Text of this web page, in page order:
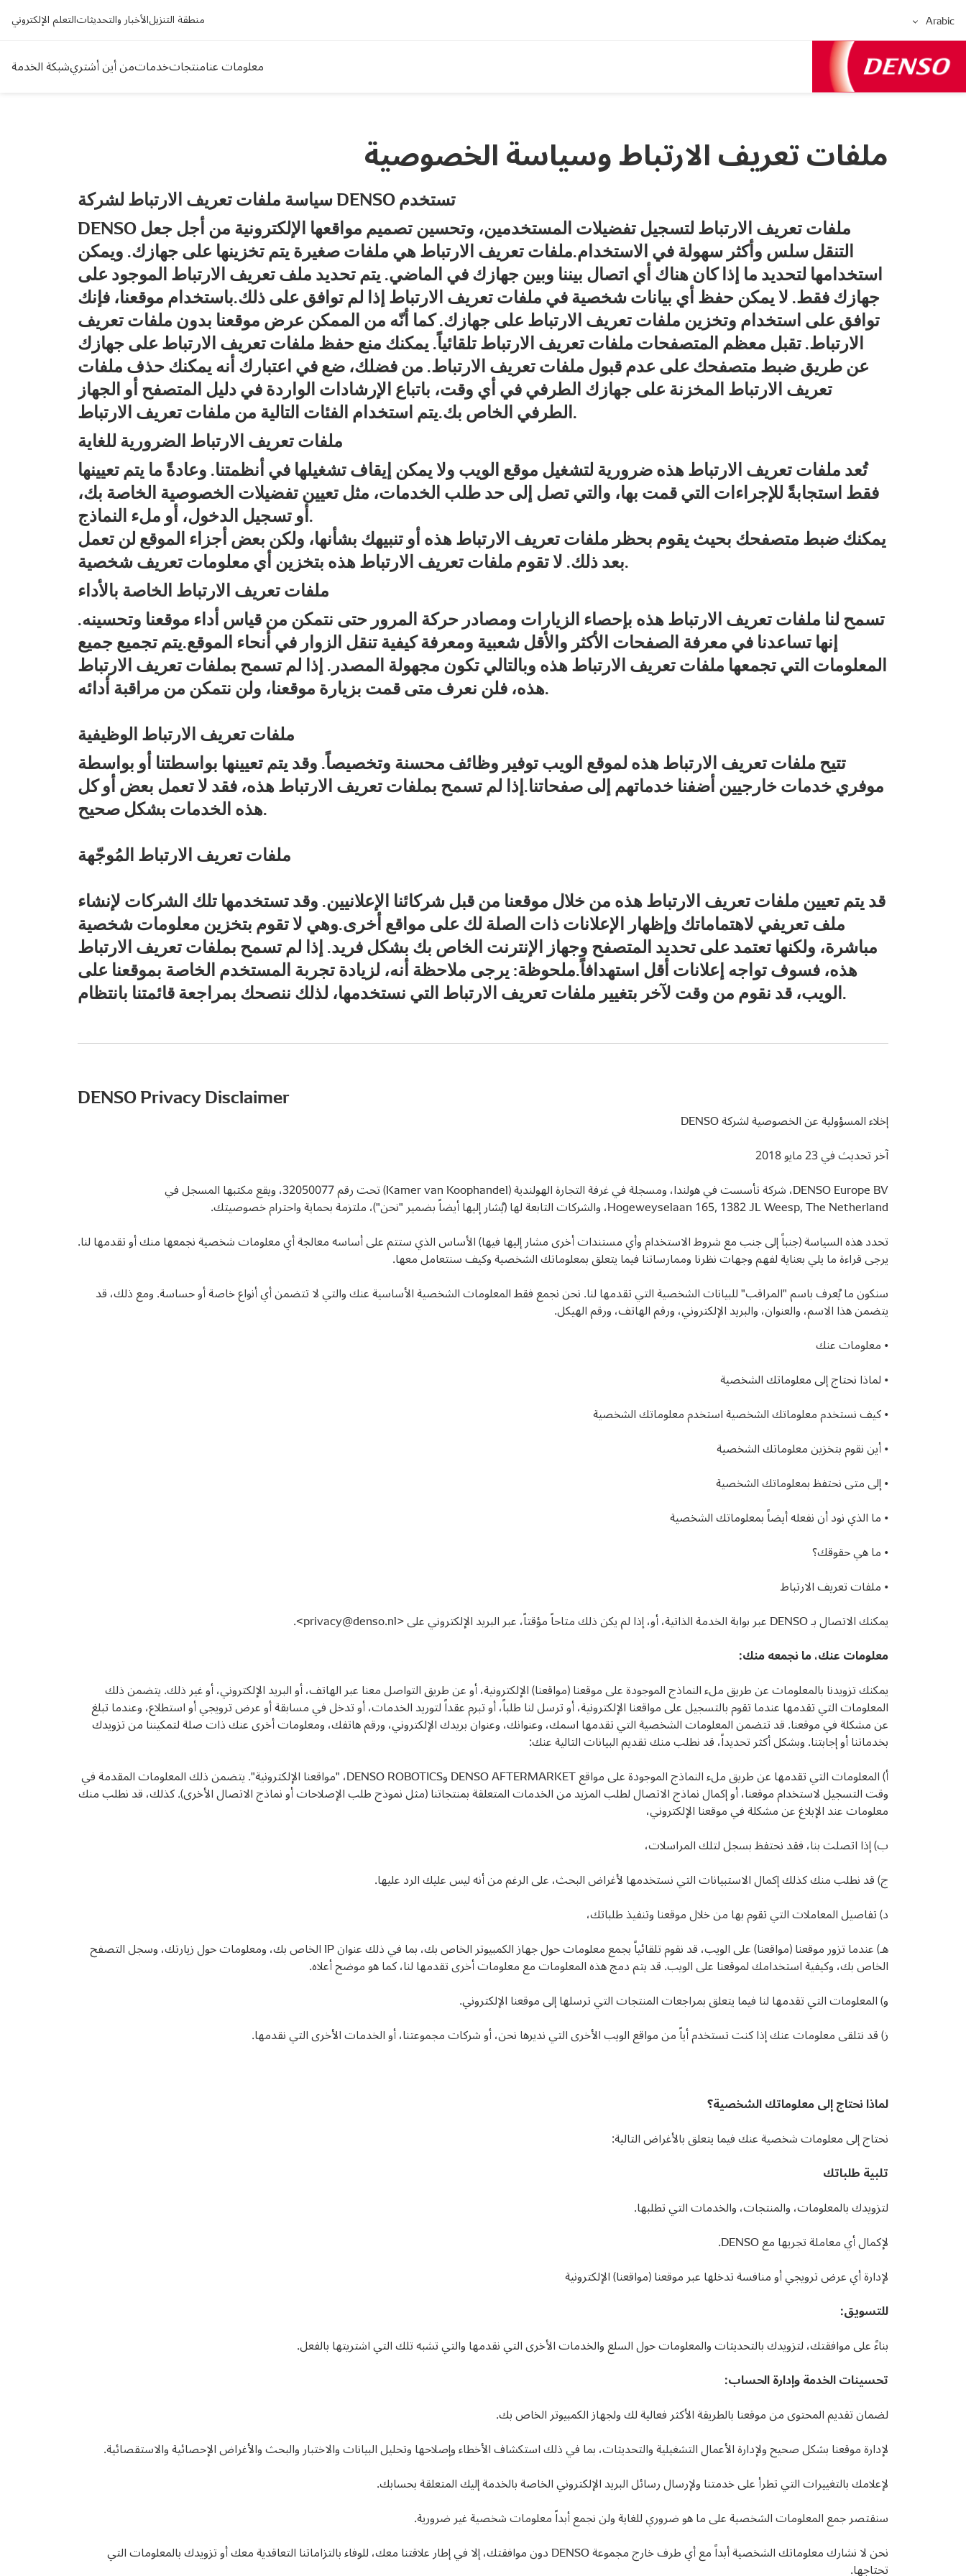
Arabic منطقة التنزيلالأخبار والتحديثاتالتعلم الإلكتروني
معلومات عنامنتجاتخدماتمن أين أشتريشبكة الخدمة
ملفات تعريف الارتباط وسياسة الخصوصية
سياسة ملفات تعريف الارتباط لشركة DENSO تستخدم
DENSO ملفات تعريف الارتباط لتسجيل تفضيلات المستخدمين، وتحسين تصميم مواقعها الإلكترونية من أجل جعل
التنقل سلس وأكثر سهولة في الاستخدام.ملفات تعريف الارتباط هي ملفات صغيرة يتم تخزينها على جهازك. ويمكن
استخدامها لتحديد ما إذا كان هناك أي اتصال بيننا وبين جهازك في الماضي. يتم تحديد ملف تعريف الارتباط الموجود على
جهازك فقط. لا يمكن حفظ أي بيانات شخصية في ملفات تعريف الارتباط إذا لم توافق على ذلك.باستخدام موقعنا، فإنك
توافق على استخدام وتخزين ملفات تعريف الارتباط على جهازك. كما أنّه من الممكن عرض موقعنا بدون ملفات تعريف
الارتباط. تقبل معظم المتصفحات ملفات تعريف الارتباط تلقائياً. يمكنك منع حفظ ملفات تعريف الارتباط على جهازك
عن طريق ضبط متصفحك على عدم قبول ملفات تعريف الارتباط. من فضلك، ضع في اعتبارك أنه يمكنك حذف ملفات
تعريف الارتباط المخزنة على جهازك الطرفي في أي وقت، باتباع الإرشادات الواردة في دليل المتصفح أو الجهاز
الطرفي الخاص بك.يتم استخدام الفئات التالية من ملفات تعريف الارتباط.
ملفات تعريف الارتباط الضرورية للغاية
تُعد ملفات تعريف الارتباط هذه ضرورية لتشغيل موقع الويب ولا يمكن إيقاف تشغيلها في أنظمتنا. وعادةً ما يتم تعيينها
فقط استجابةً للإجراءات التي قمت بها، والتي تصل إلى حد طلب الخدمات، مثل تعيين تفضيلات الخصوصية الخاصة بك،
أو تسجيل الدخول، أو ملء النماذج.
يمكنك ضبط متصفحك بحيث يقوم بحظر ملفات تعريف الارتباط هذه أو تنبيهك بشأنها، ولكن بعض أجزاء الموقع لن تعمل
بعد ذلك. لا تقوم ملفات تعريف الارتباط هذه بتخزين أي معلومات تعريف شخصية.
ملفات تعريف الارتباط الخاصة بالأداء
تسمح لنا ملفات تعريف الارتباط هذه بإحصاء الزيارات ومصادر حركة المرور حتى نتمكن من قياس أداء موقعنا وتحسينه.
إنها تساعدنا في معرفة الصفحات الأكثر والأقل شعبية ومعرفة كيفية تنقل الزوار في أنحاء الموقع.يتم تجميع جميع
المعلومات التي تجمعها ملفات تعريف الارتباط هذه وبالتالي تكون مجهولة المصدر. إذا لم تسمح بملفات تعريف الارتباط
هذه، فلن نعرف متى قمت بزيارة موقعنا، ولن نتمكن من مراقبة أدائه.
ملفات تعريف الارتباط الوظيفية
تتيح ملفات تعريف الارتباط هذه لموقع الويب توفير وظائف محسنة وتخصيصاً. وقد يتم تعيينها بواسطتنا أو بواسطة
موفري خدمات خارجيين أضفنا خدماتهم إلى صفحاتنا.إذا لم تسمح بملفات تعريف الارتباط هذه، فقد لا تعمل بعض أو كل
هذه الخدمات بشكل صحيح.
ملفات تعريف الارتباط المُوجّهة
قد يتم تعيين ملفات تعريف الارتباط هذه من خلال موقعنا من قبل شركائنا الإعلانيين. وقد تستخدمها تلك الشركات لإنشاء
ملف تعريفي لاهتماماتك وإظهار الإعلانات ذات الصلة لك على مواقع أخرى.وهي لا تقوم بتخزين معلومات شخصية
مباشرة، ولكنها تعتمد على تحديد المتصفح وجهاز الإنترنت الخاص بك بشكل فريد. إذا لم تسمح بملفات تعريف الارتباط
هذه، فسوف تواجه إعلانات أقل استهدافاً.ملحوظة: يرجى ملاحظة أنه، لزيادة تجربة المستخدم الخاصة بموقعنا على
الويب، قد نقوم من وقت لآخر بتغيير ملفات تعريف الارتباط التي نستخدمها، لذلك ننصحك بمراجعة قائمتنا بانتظام.
DENSO Privacy Disclaimer
إخلاء المسؤولية عن الخصوصية لشركة DENSO
آخر تحديث في 23 مايو 2018
DENSO Europe BV، شركة تأسست في هولندا، ومسجلة في غرفة التجارة الهولندية (Kamer van Koophandel) تحت رقم 32050077، ويقع مكتبها المسجل في
Hogeweyselaan 165, 1382 JL Weesp, The Netherland، والشركات التابعة لها (يُشار إليها أيضاً بضمير "نحن")، ملتزمة بحماية واحترام خصوصيتك.
تحدد هذه السياسة (جنباً إلى جنب مع شروط الاستخدام وأي مستندات أخرى مشار إليها فيها) الأساس الذي ستتم على أساسه معالجة أي معلومات شخصية نجمعها منك أو تقدمها لنا.
يرجى قراءة ما يلي بعناية لفهم وجهات نظرنا وممارساتنا فيما يتعلق بمعلوماتك الشخصية وكيف سنتعامل معها.
سنكون ما يُعرف باسم "المراقب" للبيانات الشخصية التي تقدمها لنا. نحن نجمع فقط المعلومات الشخصية الأساسية عنك والتي لا تتضمن أي أنواع خاصة أو حساسة. ومع ذلك، قد
يتضمن هذا الاسم، والعنوان، والبريد الإلكتروني، ورقم الهاتف، ورقم الهيكل.
• معلومات عنك
• لماذا نحتاج إلى معلوماتك الشخصية
• كيف نستخدم معلوماتك الشخصية استخدم معلوماتك الشخصية
• أين نقوم بتخزين معلوماتك الشخصية
• إلى متى نحتفظ بمعلوماتك الشخصية
• ما الذي نود أن نفعله أيضاً بمعلوماتك الشخصية
• ما هي حقوقك؟
• ملفات تعريف الارتباط
يمكنك الاتصال بـ DENSO عبر بوابة الخدمة الذاتية، أو، إذا لم يكن ذلك متاحاً مؤقتاً، عبر البريد الإلكتروني على <
privacy@denso.nl
>.
معلومات عنك، ما نجمعه منك:
يمكنك تزويدنا بالمعلومات عن طريق ملء النماذج الموجودة على موقعنا (مواقعنا) الإلكترونية، أو عن طريق التواصل معنا عبر الهاتف، أو البريد الإلكتروني، أو غير ذلك. يتضمن ذلك
المعلومات التي تقدمها عندما تقوم بالتسجيل على مواقعنا الإلكترونية، أو ترسل لنا طلباً، أو تبرم عقداً لتوريد الخدمات، أو تدخل في مسابقة أو عرض ترويجي أو استطلاع، وعندما تبلغ
عن مشكلة في موقعنا. قد تتضمن المعلومات الشخصية التي تقدمها اسمك، وعنوانك، وعنوان بريدك الإلكتروني، ورقم هاتفك، ومعلومات أخرى عنك ذات صلة لتمكيننا من تزويدك
بخدماتنا أو إجابتنا. وبشكل أكثر تحديداً، قد نطلب منك تقديم البيانات التالية عنك:
أ) المعلومات التي تقدمها عن طريق ملء النماذج الموجودة على مواقع DENSO AFTERMARKET وDENSO ROBOTICS، "مواقعنا الإلكترونية". يتضمن ذلك المعلومات المقدمة في
وقت التسجيل لاستخدام موقعنا، أو إكمال نماذج الاتصال لطلب المزيد من الخدمات المتعلقة بمنتجاتنا (مثل نموذج طلب الإصلاحات أو نماذج الاتصال الأخرى). كذلك، قد نطلب منك
معلومات عند الإبلاغ عن مشكلة في موقعنا الإلكتروني،
ب) إذا اتصلت بنا، فقد نحتفظ بسجل لتلك المراسلات،
ج) قد نطلب منك كذلك إكمال الاستبيانات التي نستخدمها لأغراض البحث، على الرغم من أنه ليس عليك الرد عليها.
د) تفاصيل المعاملات التي تقوم بها من خلال موقعنا وتنفيذ طلباتك،
هـ) عندما تزور موقعنا (مواقعنا) على الويب، قد نقوم تلقائياً بجمع معلومات حول جهاز الكمبيوتر الخاص بك، بما في ذلك عنوان IP الخاص بك، ومعلومات حول زيارتك، وسجل التصفح
الخاص بك، وكيفية استخدامك لموقعنا على الويب. قد يتم دمج هذه المعلومات مع معلومات أخرى تقدمها لنا، كما هو موضح أعلاه.
و) المعلومات التي تقدمها لنا فيما يتعلق بمراجعات المنتجات التي ترسلها إلى موقعنا الإلكتروني.
ز) قد نتلقى معلومات عنك إذا كنت تستخدم أياً من مواقع الويب الأخرى التي نديرها نحن، أو شركات مجموعتنا، أو الخدمات الأخرى التي نقدمها.
لماذا نحتاج إلى معلوماتك الشخصية؟
نحتاج إلى معلومات شخصية عنك فيما يتعلق بالأغراض التالية:
تلبية طلباتك
لتزويدك بالمعلومات، والمنتجات، والخدمات التي تطلبها.
لإكمال أي معاملة تجريها مع DENSO.
لإدارة أي عرض ترويجي أو منافسة تدخلها عبر موقعنا (مواقعنا) الإلكترونية
للتسويق:
بناءً على موافقتك، لتزويدك بالتحديثات والمعلومات حول السلع والخدمات الأخرى التي نقدمها والتي تشبه تلك التي اشتريتها بالفعل.
تحسينات الخدمة وإدارة الحساب:
لضمان تقديم المحتوى من موقعنا بالطريقة الأكثر فعالية لك ولجهاز الكمبيوتر الخاص بك.
لإدارة موقعنا بشكل صحيح ولإدارة الأعمال التشغيلية والتحديثات، بما في ذلك استكشاف الأخطاء وإصلاحها وتحليل البيانات والاختبار والبحث والأغراض الإحصائية والاستقصائية.
لإعلامك بالتغييرات التي تطرأ على خدمتنا ولإرسال رسائل البريد الإلكتروني الخاصة بالخدمة إليك المتعلقة بحسابك.
سنقتصر جمع المعلومات الشخصية على ما هو ضروري للغاية ولن نجمع أبداً معلومات شخصية غير ضرورية.
نحن لا نشارك معلوماتك الشخصية أبداً مع أي طرف خارج مجموعة DENSO دون موافقتك، إلا في إطار علاقتنا معك، للوفاء بالتزاماتنا التعاقدية معك أو تزويدك بالمعلومات التي
تحتاجها.